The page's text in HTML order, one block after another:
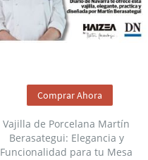
Vajilla de Porcelana Martín
Berasategui: Elegancia y
Funcionalidad para tu Mesa
Comprar Ahora